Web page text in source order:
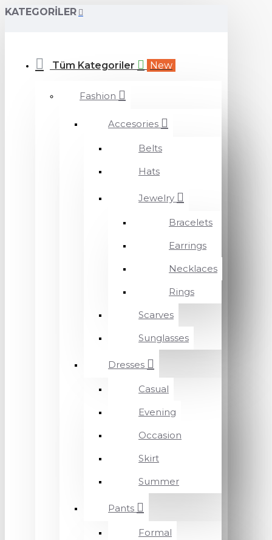
KATEGORILER
Tüm Kategoriler New
Fashion
Accesories
Belts
Hats
Jewelry
Bracelets
Earrings
Necklaces
Rings
Scarves
Sunglasses
Dresses
Casual
Evening
Occasion
Skirt
Summer
Pants
Formal